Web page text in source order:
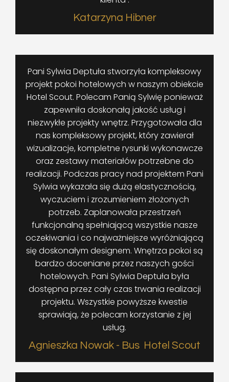
Katarzyna Hibner
Pani Sylwia Deptuła stworzyła kompleksowy
projekt pokoi hotelowych w naszym obiekcie
Hotel Scout. Polecam Panią Sylwię ponieważ
zapewniła doskonałą jakość usług i
niezwykłe projekty wnętrz. Przygotowała dla
nas kompleksowy projekt, który zawierał
wizualizacje, kompletne rysunki wykonawcze
oraz zestawy materiałów potrzebne do
realizacji. Podczas pracy nad projektem Pani
Sylwia wykazała się dużą elastycznością,
wyczuciem i zrozumieniem złożonych
potrzeb. Zaplanowała przestrzeń
funkcjonalną spełniającą wszystkie nasze
oczekiwania i co najważniejsze wyróżniającą
się doskonałym designem. Wnętrza pokoi są
bardzo doceniane przez naszych gości
hotelowych. Pani Sylwia Deptuła była
dostępna przez cały czas trwania realizacji
projektu. Wszystkie powyższe kwestie
sprawiają, że polecam korzystanie z jej
usług.
Agnieszka Nowak - Bus Hotel Scout